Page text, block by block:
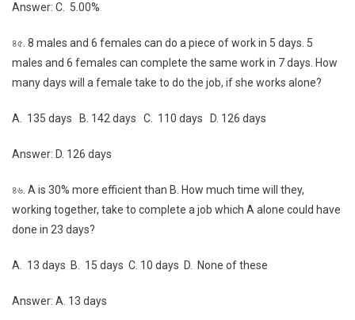
Answer: C. 5.00%
৪৫. 8 males and 6 females can do a piece of work in 5 days. 5
males and 6 females can complete the same work in 7 days. How
many days will a female take to do the job, if she works alone?
A. 135 days B. 142 days C. 110 days D. 126 days
Answer: D. 126 days
৪৬. A is 30% more efficient than B. How much time will they,
working together, take to complete a job which A alone could have
done in 23 days?
A. 13 days B. 15 days C. 10 days D. None of these
Answer: A. 13 days